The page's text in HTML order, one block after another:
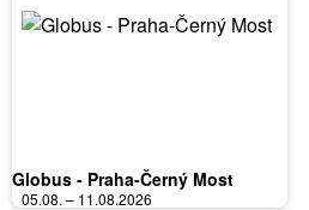
Globus - Praha-Černý Most
05.08. – 11.08.2026